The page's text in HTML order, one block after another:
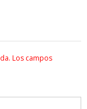
Los campos